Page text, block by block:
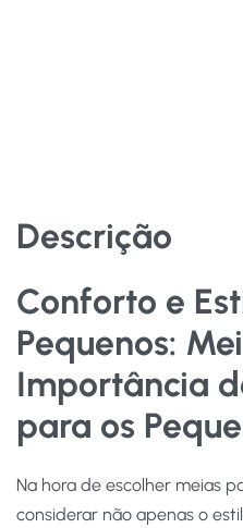
Descrição
Conforto e
Pequenos:
Importância
para os
Na hora de escolher meias
considerar não apenas o